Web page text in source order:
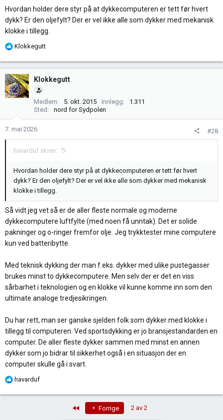
PAM797
(For de som eventuelt måtte lure på hva dykkecomputeren forteller:
26:tid brukt under vann.
minutter igjen på denne dybden før du må ta dekompresjonsstopp.
dykket.)
Seiko Prospex Sandbanks of the Maldives
Vis vedlegg 427746
Hvordan holder dere styr på at dykkecomputeren er tett før hvert
dykk? Er den oljefylt? Der er vel ikke alle som dykker med mekanisk
klokke i tillegg.
R
k
s
j
Klokkegutt
Klokkegutt
Medlem 5. okt. 2015 Innlegg
1.311
Sted
nord for Sydpolen
7. mai 2026 #28
havarduf skrev:
Hvordan holder dere styr på at dykkecomputeren er tett før hvert
dykk? Er den oljefylt? Der er vel ikke alle som dykker med mekanisk
klokke i tillegg.
Så vidt jeg vet så er de aller fleste normale og moderne
dykkecomputere luftfylte (med noen få unntak). Det er solide
pakninger og o-ringer fremfor olje. Jeg trykktester mine computere
kun ved batteribytte.
Med teknisk dykking der man f.eks. dykker med ulike pustegasser
brukes minst to dykkecomputere. Men selv der er det en viss
sårbarhet i teknologien og en klokke vil kunne komme inn som den
ultimate analoge tredjesikringen.
Du har rett, man ser ganske sjelden folk som dykker med klokke i
tillegg til computeren. Ved sportsdykking er jo bransjestandarden en
computer. De aller fleste dykker sammen med minst en annen
dykker som jo bidrar til sikkerhet også i en situasjon der en
computer skulle gå i svart.
Rhavarduf
Forrige 2 av 2